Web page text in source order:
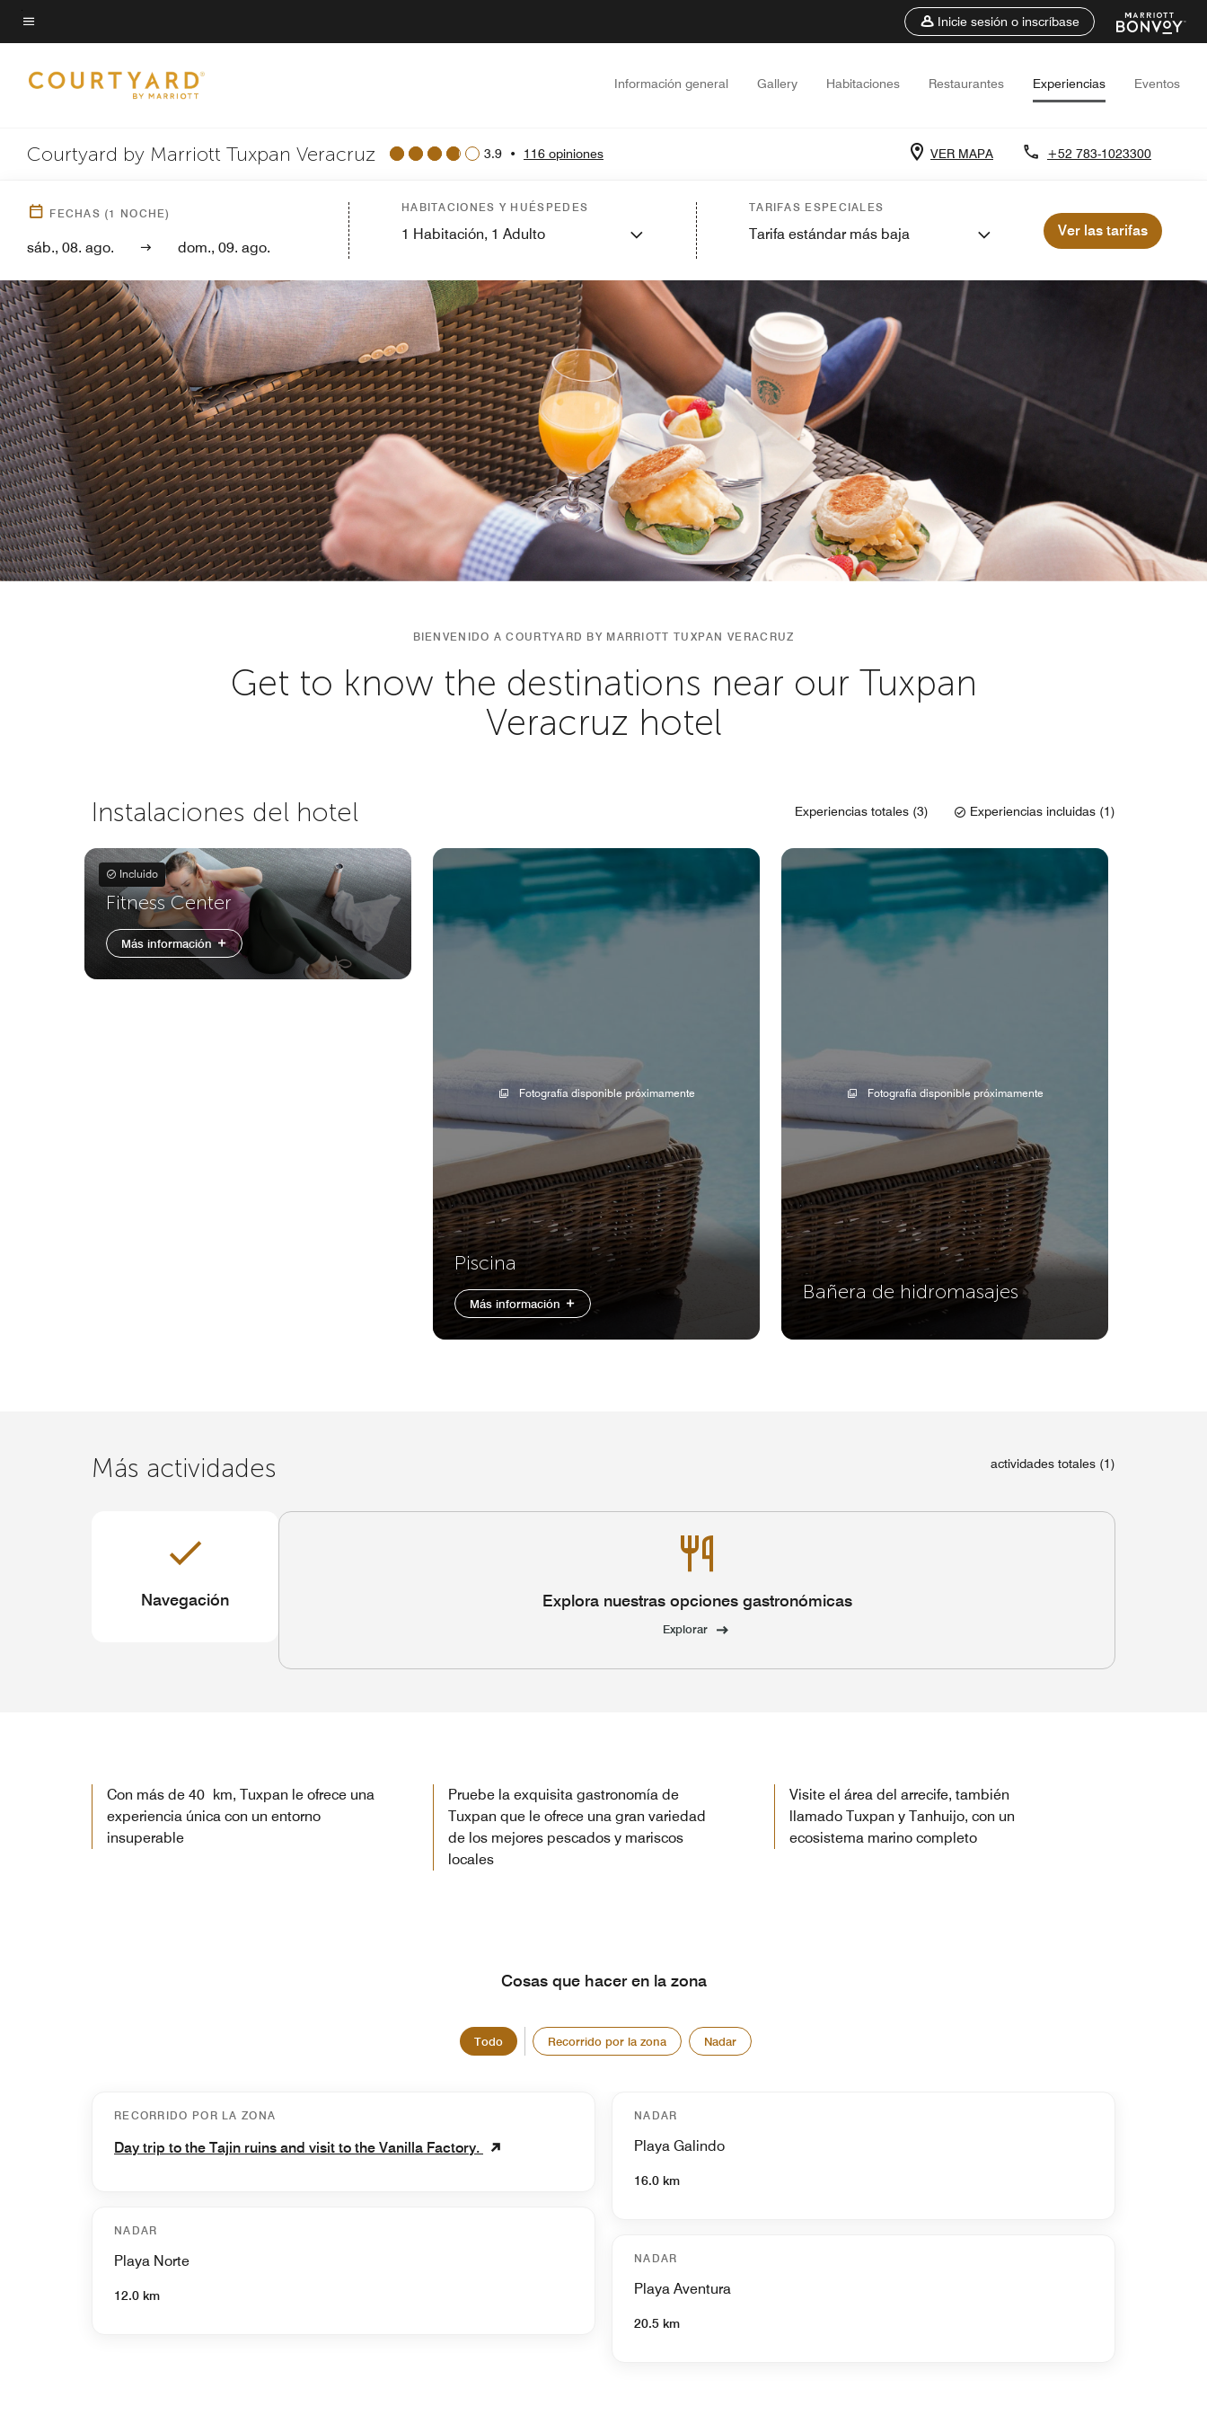
Skip
to
content
Texto del menú
Inicie sesión o inscríbase
Información general Gallery Habitaciones Restaurantes Experiencias Eventos
Courtyard by Marriott Tuxpan Veracruz 3.9 • 116 opiniones VER MAPA +52 783-1023300
FECHAS (1 NOCHE)
sáb., 08. ago. dom., 09. ago.
HABITACIONES Y HUÉSPEDES
1 Habitación, 1 Adulto
TARIFAS ESPECIALES
Tarifa estándar más baja Ver las tarifas
BIENVENIDO A COURTYARD BY MARRIOTT TUXPAN VERACRUZ
Get to know the destinations near our Tuxpan
Veracruz hotel
Instalaciones del hotel Experiencias totales (3) Experiencias incluidas (1)
Incluido
Fitness Center
Más información
Fotografía disponible próximamente
Piscina
Más información
Fotografía disponible próximamente
Bañera de hidromasajes
Más actividades actividades totales (1)
Navegación Explora nuestras opciones gastronómicas
Explorar
Con más de 40 km, Tuxpan le ofrece una
experiencia única con un entorno
insuperable
Pruebe la exquisita gastronomía de
Tuxpan que le ofrece una gran variedad
de los mejores pescados y mariscos
locales
Visite el área del arrecife, también
llamado Tuxpan y Tanhuijo, con un
ecosistema marino completo
Cosas que hacer en la zona
Todo Recorrido por la zona Nadar
RECORRIDO POR LA ZONA
Day trip to the Tajin ruins and visit to the Vanilla Factory.
NADAR
Playa Norte
12.0 km
NADAR
Playa Galindo
16.0 km
NADAR
Playa Aventura
20.5 km